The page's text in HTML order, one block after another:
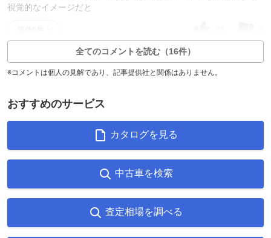
視覚的なイメージだと
全てのコメントを読む（16件）
※コメントは個人の見解であり、記事提供社と関係はありません。
おすすめのサービス
カタログを見る
中古車を検索
査定相場を調べる